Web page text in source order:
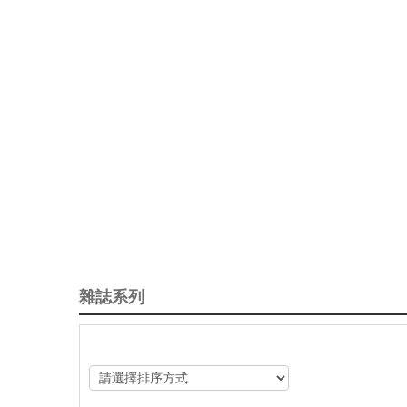
The Last of the Mohicans ( 大地英豪 ) |
English (2026/03)
成為我們頻道會員，支持我們並獲得獎勵：
https://www.youtube.com/channel/
雜誌系列